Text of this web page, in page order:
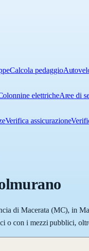
Calcola pedaggio
elettricheAree di
Verifica assicurazione
di Macerata (MC), in
o con i mezzi pubblici,